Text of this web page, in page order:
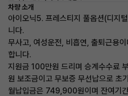
차량 소개
아이오닉5. 프레스티지 풀옵션(디지
니다.
무사고, 여성운전, 비흡연, 출퇴근용
합니다.
지원금 100만원 드리며 승계수수료
원 보조금이고 무보증 무선납으로 초
월납입금은 749,900원이며 잔여기